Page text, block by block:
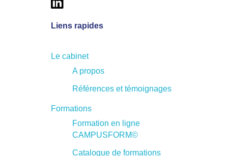
Liens rapides
Le cabinet
A propos
Références et témoignages
Formations
Formation en ligne
CAMPUSFORM©
Catalogue de formations